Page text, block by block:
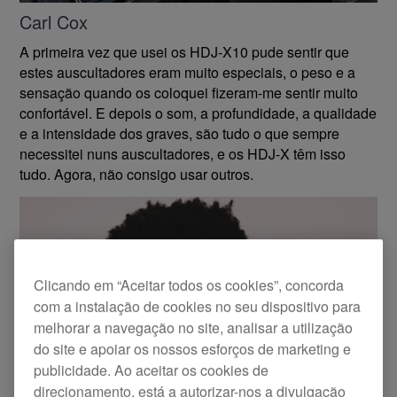
Carl Cox
A primeira vez que usei os HDJ-X10 pude sentir que
estes auscultadores eram muito especiais, o peso e a
sensação quando os coloquei fizeram-me sentir muito
confortável. E depois o som, a profundidade, a qualidade
e a intensidade dos graves, são tudo o que sempre
necessitei nuns auscultadores, e os HDJ-X têm isso
tudo. Agora, não consigo usar outros.
Clicando em “Aceitar todos os cookies”, concorda
com a instalação de cookies no seu dispositivo para
melhorar a navegação no site, analisar a utilização
do site e apoiar os nossos esforços de marketing e
publicidade. Ao aceitar os cookies de
direcionamento, está a autorizar-nos a divulgação